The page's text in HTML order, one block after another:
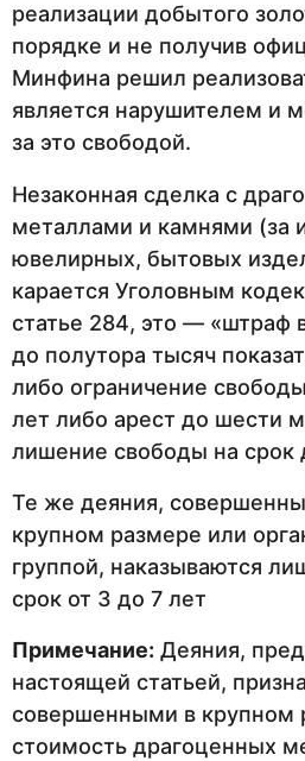
реализации добытого
порядке и не получив
Минфина решил
является нарушителем и
за это свободой.
Незаконная сделка с
металлами и камнями (за
ювелирных, бытовых
карается Уголовным
статье 284, это — «штраф
до полутора тысяч
либо ограничение
лет либо арест до шести
лишение свободы на срок
Те же деяния,
крупном размере или
группой, наказываются
срок от 3 до 7 лет
Примечание: Деяния,
настоящей статьей,
совершенными в крупном
стоимость драгоценных